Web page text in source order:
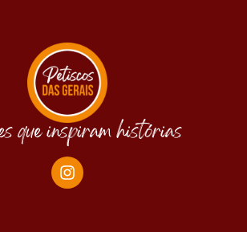
que inspiram histórias